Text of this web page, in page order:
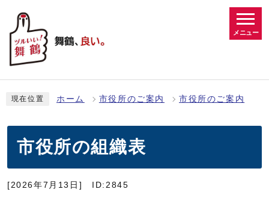
メニュー
現在位置 ホーム 市役所のご案内 市役所のご案内
市役所の組織表
[2026年7月13日] ID:2845